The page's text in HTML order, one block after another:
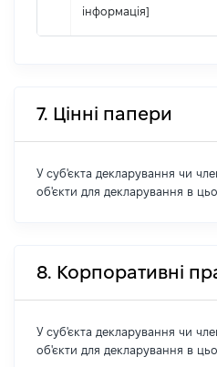
інформація]
7. Цінні папери
У суб'єкта декларування чи
об'єкти для декларування в
8. Корпоративні
У суб'єкта декларування чи
об'єкти для декларування в